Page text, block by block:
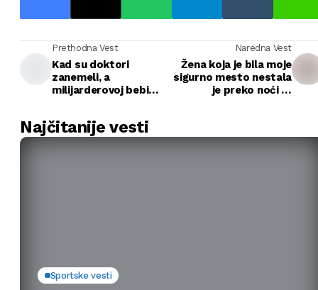
Prethodna Vest
Kad su doktori
zanemeli, a
milijarderovoj bebi
sva pravila i vratila
život
Naredna Vest
Žena koja je bila moje
sigurno mesto nestala
je preko noći —
Najčitanije vesti
Sportske vesti